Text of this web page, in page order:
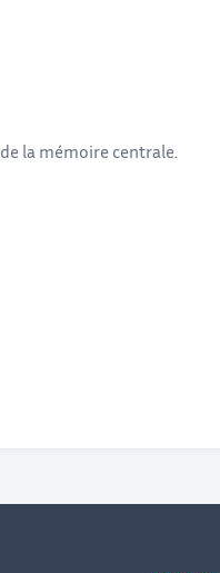
la mémoire centrale.